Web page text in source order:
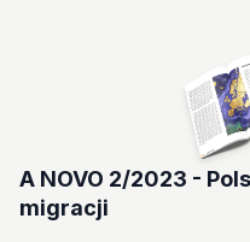
A NOVO 2/2023 -
migracji